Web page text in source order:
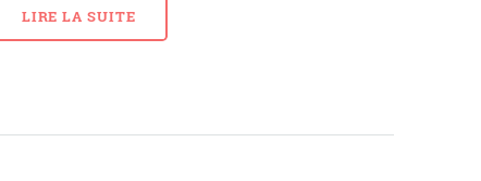
LIRE LA SUITE